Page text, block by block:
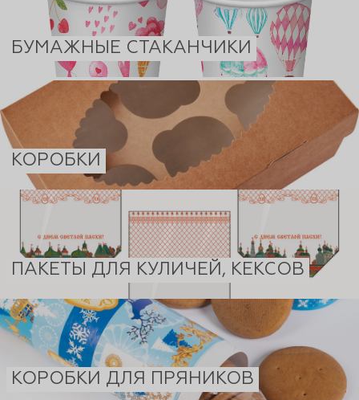
БУМАЖНЫЕ СТАКАНЧИКИ
КОРОБКИ
ПАКЕТЫ ДЛЯ КУЛИЧЕЙ, КЕКСОВ
КОРОБКИ ДЛЯ ПРЯНИКОВ